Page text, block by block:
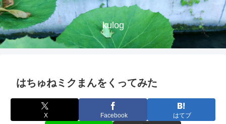
kulog
はちゅねミクまんをくってみた
X Facebook はてブ